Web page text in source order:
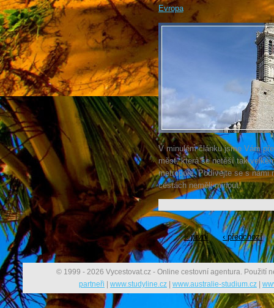
Evropa
V minulém článku jsme Vám
měst, která se netěší tak
metropole. Podívejte se s námi
cestách neměli minout.
« první ‹ předchozí
© 1999 - 2026 Vycestovat.cz - Online cestovní agentura. Použití
partneři | www.studyline.cz | www.australie-studium.cz |